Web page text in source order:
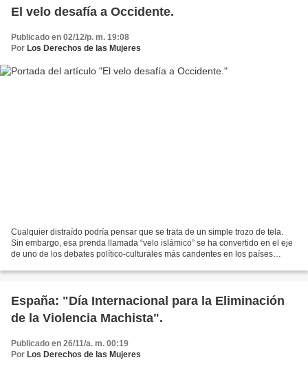
El velo desafía a Occidente.
Publicado en 02/12/p. m. 19:08
Por Los Derechos de las Mujeres
Cualquier distraído podría pensar que se trata de un simple trozo de tela.
Sin embargo, esa prenda llamada “velo islámico” se ha convertido en el eje
de uno de los debates político-culturales más candentes en los países
España: "Día Internacional para la Eliminación
de la Violencia Machista".
Publicado en 26/11/a. m. 00:19
Por Los Derechos de las Mujeres